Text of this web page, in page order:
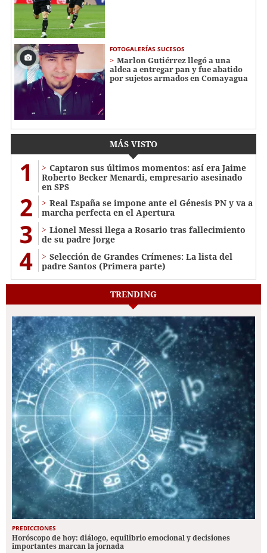
FOTOGALERÍAS SUCESOS
Marlon Gutiérrez llegó a una
aldea a entregar pan y fue abatido
por sujetos armados en Comayagua
MÁS VISTO
1
Captaron sus últimos momentos: así era Jaime
Roberto Becker Menardi​​​, empresario asesinado
en SPS
2
Real España se impone ante el Génesis PN y va a
marcha perfecta en el Apertura
3
Lionel Messi llega a Rosario tras fallecimiento
de su padre Jorge
4
Selección de Grandes Crímenes: La lista del
padre Santos (Primera parte)
TRENDING
PREDICCIONES
Horóscopo de hoy: diálogo, equilibrio emocional y decisiones
importantes marcan la jornada